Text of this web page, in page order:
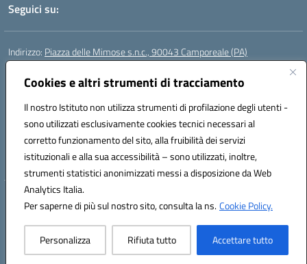
Cookies e altri strumenti di tracciamento
Il nostro Istituto non utilizza strumenti di profilazione degli utenti -
sono utilizzati esclusivamente cookies tecnici necessari al
corretto funzionamento del sito, alla fruibilità dei servizi
istituzionali e alla sua accessibilità – sono utilizzati, inoltre,
strumenti statistici anonimizzati messi a disposizione da Web
Analytics Italia.
Per saperne di più sul nostro sito, consulta la ns.Cookie Policy.
Personalizza Rifiuta tutto Accettare tutto
Seguici su:
Indirizzo: Piazza delle Mimose s.n.c., 90043 Camporeale (PA)
Centralino:
Email:paic840008@istruzione.it
Codice fiscale: 80048770822
Codice meccanografico:
PAIC840008
Codice unico di fatturazione (CUF): UFHJ80
Hosting & Powered by 3D Solution S.r.l.
Concept & Design by Designers Italia